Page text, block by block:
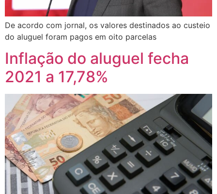
De acordo com jornal, os valores destinados ao custeio
do aluguel foram pagos em oito parcelas
Inflação do aluguel fecha
2021 a 17,78%